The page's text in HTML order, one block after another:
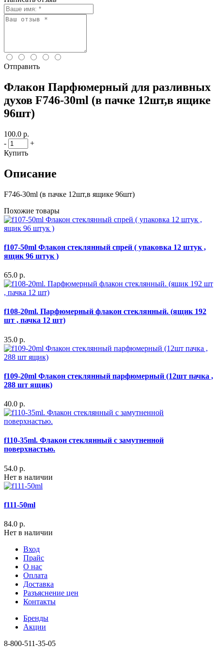
Отправить
Флакон Парфюмерный для разливных
духов F746-30ml (в пачке 12шт,в ящике
96шт)
100.0 р.
-
+
Купить
Описание
F746-30ml (в пачке 12шт,в ящике 96шт)
Похожие товары
f107-50ml Флакон стеклянный спрей ( упаковка 12 штук ,
ящик 96 штук )
65.0 р.
f108-20ml. Парфюмерный флакон стеклянный. (ящик 192
шт , пачка 12 шт)
35.0 р.
f109-20ml Флакон стеклянный парфюмерный (12шт пачка ,
288 шт ящик)
40.0 р.
f110-35ml. Флакон стеклянный с замутненной
поверхнастью.
54.0 р.
Нет в наличии
f111-50ml
84.0 р.
Нет в наличии
Вход
Прайс
О нас
Оплата
Доставка
Разъяснение цен
Контакты
Бренды
Акции
8-800-511-35-05